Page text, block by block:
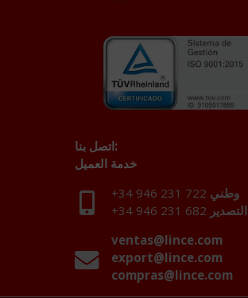
اتصل بنا:
خدمة العميل
+34 946 231 722 وطني
+34 946 231 682 التصدير
ventas@lince.com
export@lince.com
compras@lince.com